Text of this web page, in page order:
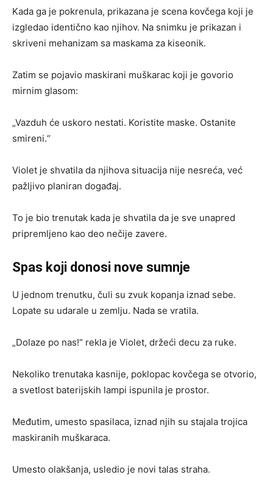
Kada ga je pokrenula, prikazana je scena kovčega koji je
izgledao identično kao njihov. Na snimku je prikazan i
skriveni mehanizam sa maskama za kiseonik.
Zatim se pojavio maskirani muškarac koji je govorio
mirnim glasom:
„Vazduh će uskoro nestati. Koristite maske. Ostanite
smireni.“
Violet je shvatila da njihova situacija nije nesreća, već
pažljivo planiran događaj.
To je bio trenutak kada je shvatila da je sve unapred
pripremljeno kao deo nečije zavere.
Spas koji donosi nove sumnje
U jednom trenutku, čuli su zvuk kopanja iznad sebe.
Lopate su udarale u zemlju. Nada se vratila.
„Dolaze po nas!“ rekla je Violet, držeći decu za ruke.
Nekoliko trenutaka kasnije, poklopac kovčega se otvorio,
a svetlost baterijskih lampi ispunila je prostor.
Međutim, umesto spasilaca, iznad njih su stajala trojica
maskiranih muškaraca.
Umesto olakšanja, usledio je novi talas straha.